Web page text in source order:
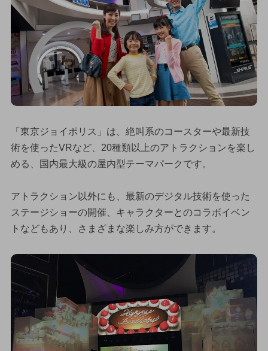
「東京ジョイポリス」は、絶叫系のコースターや最新技
術を使ったVRなど、20種類以上のアトラクションを楽し
める、国内最大級の屋内型テーマパークです。
アトラクション以外にも、最新のデジタル技術を使った
ステージショーの開催、キャラクターとのコラボイベン
トなどもあり、さまざまな楽しみ方ができます。